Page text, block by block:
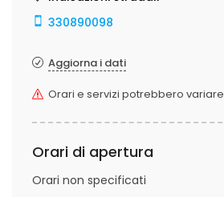
330890098
Aggiorna i dati
Orari e servizi potrebbero variare
Orari di apertura
Orari non specificati